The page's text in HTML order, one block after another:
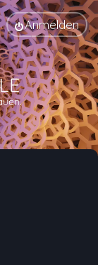
Anmelden